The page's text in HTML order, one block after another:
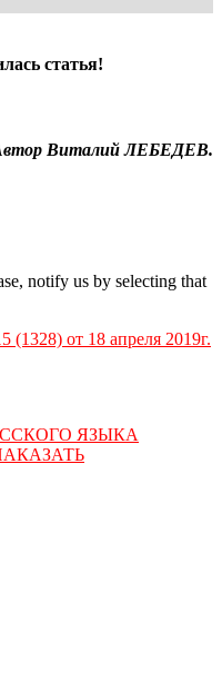
статья!
Виталий ЛЕБЕДЕВ.
notify us by selecting that
(1328) от 18 апреля 2019г.
ЯЗЫКА